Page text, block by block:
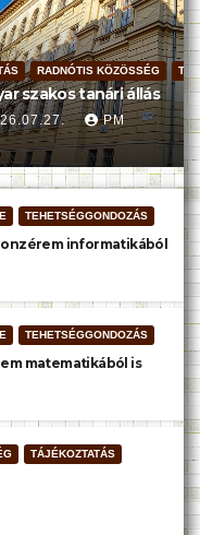
TEHETSÉGGONDOZÁS
informatikából
TEHETSÉGGONDOZÁS
matematikából is
TÁJÉKOZTATÁS